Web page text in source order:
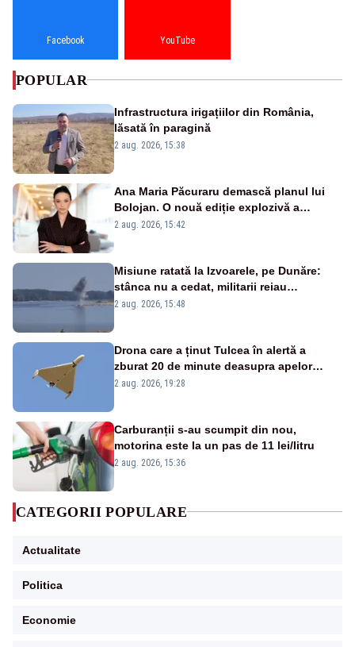
Facebook YouTube
POPULAR
Infrastructura irigațiilor din România,
lăsată în paragină
2 aug. 2026, 15:38
Ana Maria Păcuraru demască planul lui
Bolojan. O nouă ediție explozivă a
emisiunii „Miza Zilei” la Realitatea PLUS
2 aug. 2026, 15:42
Misiune ratată la Izvoarele, pe Dunăre:
stânca nu a cedat, militarii reiau
detonările luni – VIDEO
2 aug. 2026, 15:48
Drona care a ținut Tulcea în alertă a
zburat 20 de minute deasupra apelor
României. Au fost ridicate două F-16
2 aug. 2026, 19:28
Carburanții s-au scumpit din nou,
motorina este la un pas de 11 lei/litru
2 aug. 2026, 15:36
CATEGORII POPULARE
Actualitate
Politica
Economie